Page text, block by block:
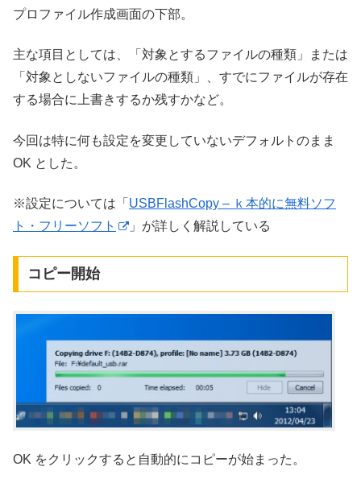
プロファイル作成画面の下部。
主な項目としては、「対象とするファイルの種類」または
「対象としないファイルの種類」、すでにファイルが存在
する場合に上書きするか残すかなど。
今回は特に何も設定を変更していないデフォルトのまま
OK とした。
※設定については「 USBFlashCopy – ｋ本的に無料ソフ
ト・フリーソフト
」が詳しく解説している
コピー開始
OK をクリックすると自動的にコピーが始まった。